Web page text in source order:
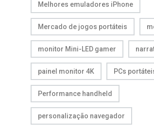
Melhores emuladores iPhone
Mercado de jogos portáteis
monitor Mini-LED gamer
painel monitor 4K PCs
Performance handheld
personalização navegador